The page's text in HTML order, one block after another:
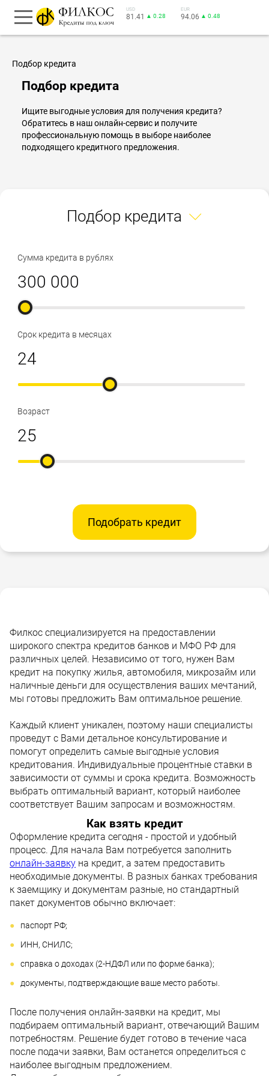
USD
81.41 ▲ 0.28
EUR
94.06 ▲ 0.48
Подбор кредита
Подбор кредита
Ищите выгодные условия для получения кредита?
Обратитесь в наш онлайн-сервис и получите
профессиональную помощь в выборе наиболее
подходящего кредитного предложения.
Подбор кредита
Сумма кредита в рублях
Срок кредита в месяцах
Возраст
Подобрать кредит
Филкос специализируется на предоставлении
широкого спектра кредитов банков и МФО РФ для
различных целей. Независимо от того, нужен Вам
кредит на покупку жилья, автомобиля, микрозайм или
наличные деньги для осуществления ваших мечтаний,
мы готовы предложить Вам оптимальное решение.
Каждый клиент уникален, поэтому наши специалисты
проведут с Вами детальное консультирование и
помогут определить самые выгодные условия
кредитования. Индивидуальные процентные ставки в
зависимости от суммы и срока кредита. Возможность
выбрать оптимальный вариант, который наиболее
соответствует Вашим запросам и возможностям.
Как взять кредит
Оформление кредита сегодня - простой и удобный
процесс. Для начала Вам потребуется заполнить
онлайн-заявку на кредит, а затем предоставить
необходимые документы. В разных банках требования
к заемщику и документам разные, но стандартный
пакет документов обычно включает:
паспорт РФ;
ИНН, СНИЛС;
справка о доходах (2-НДФЛ или по форме банка);
документы, подтверждающие ваше место работы.
После получения онлайн-заявки на кредит, мы
подбираем оптимальный вариант, отвечающий Вашим
потребностям. Решение будет готово в течение часа
после подачи заявки, Вам останется определиться с
наиболее выгодным предложением.